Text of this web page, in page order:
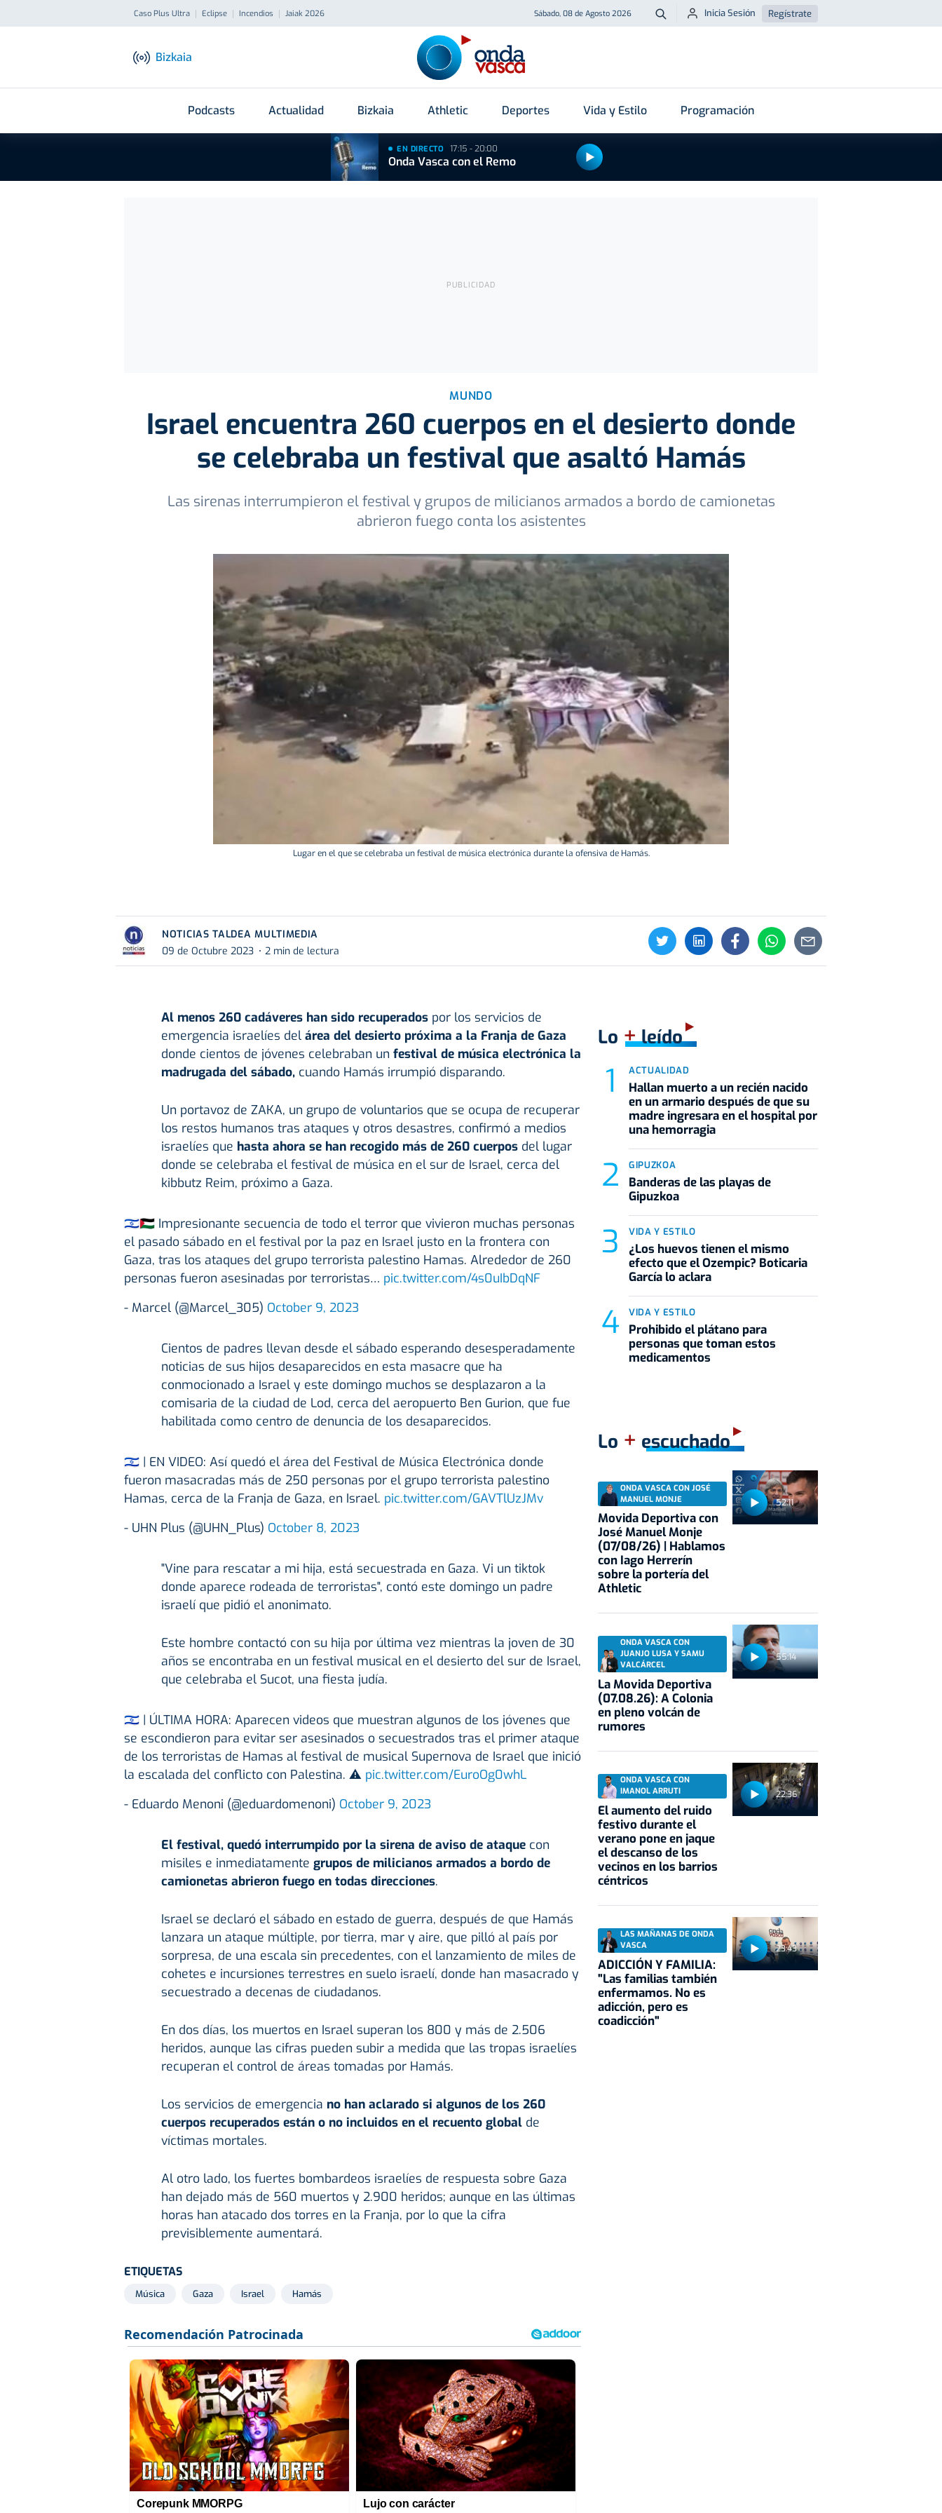
Caso Plus Ultra Eclipse Incendios Jaiak 2026 Sábado, 08 de Agosto 2026 Buscar
Inicia Sesión Regístrate
Bizkaia
Podcasts Actualidad Bizkaia Athletic Deportes Vida y Estilo Programación
EN DIRECTO 17:15 - 20:00
Onda Vasca con el Remo
MUNDO
Israel encuentra 260 cuerpos en el desierto donde
se celebraba un festival que asaltó Hamás
Las sirenas interrumpieron el festival y grupos de milicianos armados a bordo de camionetas
abrieron fuego conta los asistentes
Lugar en el que se celebraba un festival de música electrónica durante la ofensiva de Hamás.
NOTICIAS TALDEA MULTIMEDIA
09 de Octubre 2023
2 min de lectura
Al menos 260 cadáveres han sido recuperadospor los servicios de
emergencia israelíes del área del desierto próxima a la Franja de Gaza
donde cientos de jóvenes celebraban un festival de música electrónica la
madrugada del sábado,cuando Hamás irrumpió disparando.
Un portavoz de ZAKA, un grupo de voluntarios que se ocupa de recuperar
los restos humanos tras ataques y otros desastres, confirmó a medios
israelíes que hasta ahora se han recogido más de 260 cuerposdel lugar
donde se celebraba el festival de música en el sur de Israel, cerca del
kibbutz Reim, próximo a Gaza.
🇮🇱🇵🇸 Impresionante secuencia de todo el terror que vivieron muchas personas
el pasado sábado en el festival por la paz en Israel justo en la frontera con
Gaza, tras los ataques del grupo terrorista palestino Hamas. Alrededor de 260
personas fueron asesinadas por terroristas… pic.twitter.com/4s0uIbDqNF
- Marcel (@Marcel_305) October 9, 2023
Cientos de padres llevan desde el sábado esperando desesperadamente
noticias de sus hijos desaparecidos en esta masacre que ha
conmocionado a Israel y este domingo muchos se desplazaron a la
comisaria de la ciudad de Lod, cerca del aeropuerto Ben Gurion, que fue
habilitada como centro de denuncia de los desaparecidos.
🇮🇱 | EN VIDEO: Así quedó el área del Festival de Música Electrónica donde
fueron masacradas más de 250 personas por el grupo terrorista palestino
Hamas, cerca de la Franja de Gaza, en Israel. pic.twitter.com/GAVTlUzJMv
- UHN Plus (@UHN_Plus) October 8, 2023
"Vine para rescatar a mi hija, está secuestrada en Gaza. Vi un tiktok
donde aparece rodeada de terroristas", contó este domingo un padre
israelí que pidió el anonimato.
Este hombre contactó con su hija por última vez mientras la joven de 30
años se encontraba en un festival musical en el desierto del sur de Israel,
que celebraba el Sucot, una fiesta judía.
🇮🇱 | ÚLTIMA HORA: Aparecen videos que muestran algunos de los jóvenes que
se escondieron para evitar ser asesinados o secuestrados tras el primer ataque
de los terroristas de Hamas al festival de musical Supernova de Israel que inició
la escalada del conflicto con Palestina. ⚠️ pic.twitter.com/EuroOg0whL
- Eduardo Menoni (@eduardomenoni) October 9, 2023
El festival, quedó interrumpido por la sirena de aviso de ataquecon
misiles e inmediatamente grupos de milicianos armados a bordo de
camionetas abrieron fuego en todas direcciones.
Israel se declaró el sábado en estado de guerra, después de que Hamás
lanzara un ataque múltiple, por tierra, mar y aire, que pilló al país por
sorpresa, de una escala sin precedentes, con el lanzamiento de miles de
cohetes e incursiones terrestres en suelo israelí, donde han masacrado y
secuestrado a decenas de ciudadanos.
En dos días, los muertos en Israel superan los 800 y más de 2.506
heridos, aunque las cifras pueden subir a medida que las tropas israelíes
recuperan el control de áreas tomadas por Hamás.
Los servicios de emergencia no han aclarado si algunos de los 260
cuerpos recuperados están o no incluidos en el recuento globalde
víctimas mortales.
Al otro lado, los fuertes bombardeos israelíes de respuesta sobre Gaza
han dejado más de 560 muertos y 2.900 heridos; aunque en las últimas
horas han atacado dos torres en la Franja, por lo que la cifra
previsiblemente aumentará.
ETIQUETAS
Música Gaza Israel Hamás
Corepunk MMORPG Lujo con carácter
Lo +leído
ACTUALIDAD
Hallan muerto a un recién nacido
en un armario después de que su
madre ingresara en el hospital por
una hemorragia
GIPUZKOA
Banderas de las playas de
Gipuzkoa
VIDA Y ESTILO
¿Los huevos tienen el mismo
efecto que el Ozempic? Boticaria
García lo aclara
VIDA Y ESTILO
Prohibido el plátano para
personas que toman estos
medicamentos
Lo + escuchado
52:11
ONDA VASCA CON JOSÉ
MANUEL MONJE
Movida Deportiva con
José Manuel Monje
(07/08/26) | Hablamos
con Iago Herrerín
sobre la portería del
Athletic
55:14
ONDA VASCA CON
JUANJO LUSA Y SAMU
VALCÁRCEL
La Movida Deportiva
(07.08.26): A Colonia
en pleno volcán de
rumores
22:36
ONDA VASCA CON
IMANOL ARRUTI
El aumento del ruido
festivo durante el
verano pone en jaque
el descanso de los
vecinos en los barrios
céntricos
23:43
LAS MAÑANAS DE ONDA
VASCA
ADICCIÓN Y FAMILIA:
"Las familias también
enfermamos. No es
adicción, pero es
coadicción"